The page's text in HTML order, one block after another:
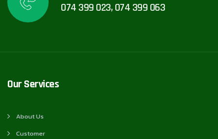
074 399 023, 074 399 063
Our Services
About Us
Customer